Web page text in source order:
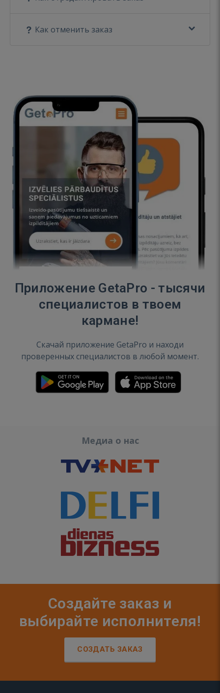
Как отменить заказ
Приложение GetaPro - тысячи
специалистов в твоем
кармане!
Скачай приложение GetaPro и находи
проверенных специалистов в любой момент.
Медиа о нас
Создайте заказ и
выбирайте исполнителя!
СОЗДАТЬ ЗАКАЗ